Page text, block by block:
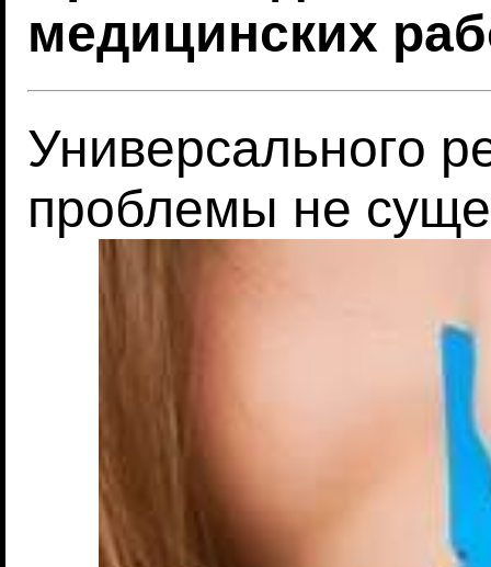
медицинских
Универсального
проблемы не